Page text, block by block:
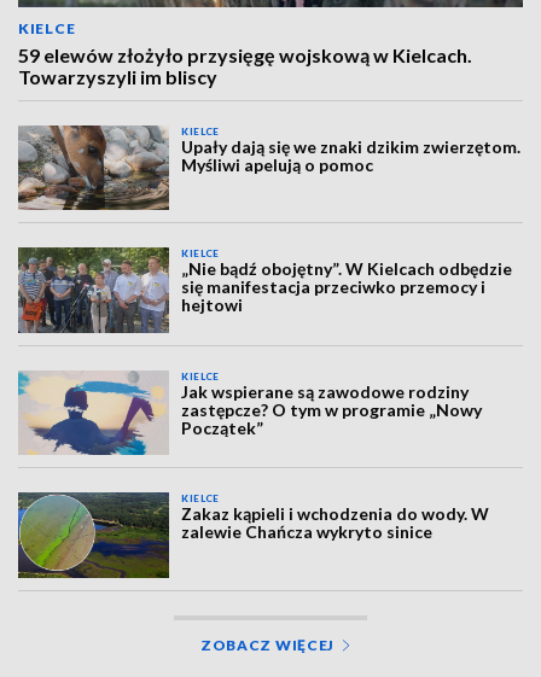
KIELCE
59 elewów złożyło przysięgę wojskową w Kielcach.
Towarzyszyli im bliscy
KIELCE
Upały dają się we znaki dzikim zwierzętom.
Myśliwi apelują o pomoc
KIELCE
„Nie bądź obojętny”. W Kielcach odbędzie
się manifestacja przeciwko przemocy i
hejtowi
KIELCE
Jak wspierane są zawodowe rodziny
zastępcze? O tym w programie „Nowy
Początek”
KIELCE
Zakaz kąpieli i wchodzenia do wody. W
zalewie Chańcza wykryto sinice
ZOBACZ WIĘCEJ